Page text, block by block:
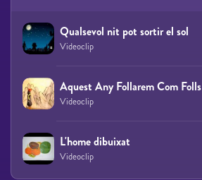
Qualsevol nit pot sortir el sol
Videoclip
Aquest Any Follarem Com Folls
Videoclip
L'home dibuixat
Videoclip